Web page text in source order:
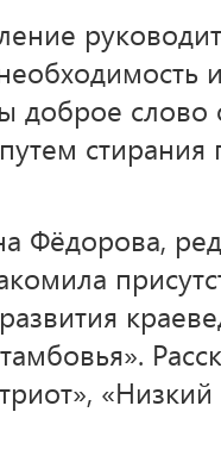
доброе
Фёдорова,